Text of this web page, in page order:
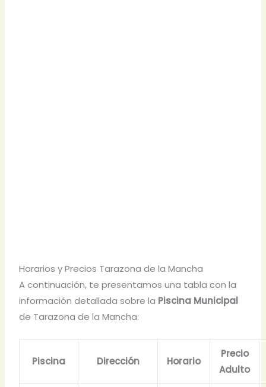
Horarios y Precios Tarazona de la Mancha
A continuación, te presentamos una tabla con la
información detallada sobre la Piscina Municipal
de Tarazona de la Mancha:
Piscina Dirección Horario
Precio
Adulto